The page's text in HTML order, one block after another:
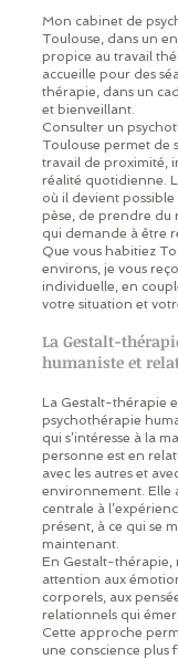
Mon cabinet de
Toulouse, dans un
propice au travail
accueille pour des
thérapie, dans un
et bienveillant.
Consulter un
Toulouse permet de
travail de proximité,
réalité quotidienne.
où il devient
pèse, de prendre du
qui demande à être
Que vous habitiez
environs, je vous
individuelle, en
votre situation et
La Gestalt-
humaniste et
La Gestalt-thérapie
psychothérapie
qui s’intéresse à la
personne est en
avec les autres et
environnement. Elle
centrale à
présent, à ce qui se
maintenant.
En Gestalt-thérapie,
attention aux
corporels, aux
relationnels qui
Cette approche
une conscience plus